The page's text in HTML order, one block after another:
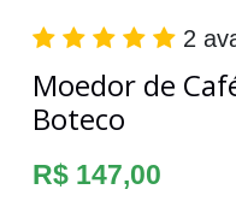
2
Moedor de
Boteco
Preço
R$ 147,00